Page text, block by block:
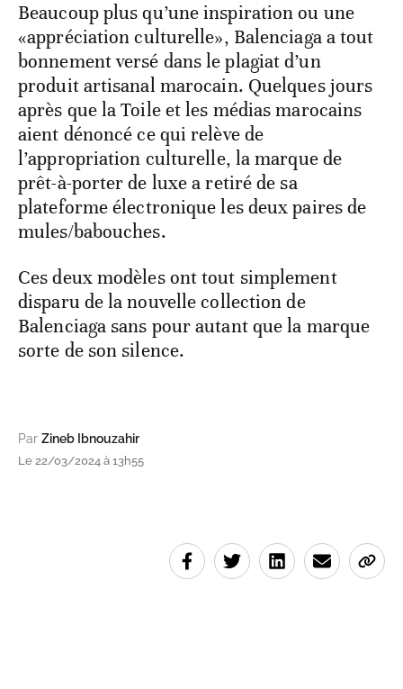
Beaucoup plus qu’une inspiration ou une
«appréciation culturelle», Balenciaga a tout
bonnement versé dans le plagiat d’un
produit artisanal marocain. Quelques jours
après que la Toile et les médias marocains
aient dénoncé ce qui relève de
l’appropriation culturelle, la marque de
prêt-à-porter de luxe a retiré de sa
plateforme électronique les deux paires de
mules/babouches.
Ces deux modèles ont tout simplement
disparu de la nouvelle collection de
Balenciaga sans pour autant que la marque
sorte de son silence.
Par Zineb Ibnouzahir
Le 22/03/2024 à 13h55